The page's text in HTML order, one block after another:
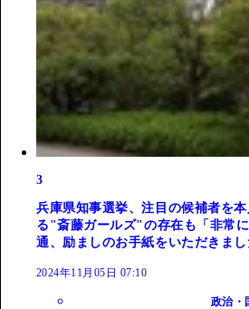
3
兵庫県知事選挙、注目の候補者を
る"斎藤ガールズ"の存在も「非常
通、励ましのお手紙をいただきまし
2024年11月05日 07:10
政治・